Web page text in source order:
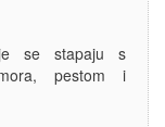
se stapaju s
pestom i